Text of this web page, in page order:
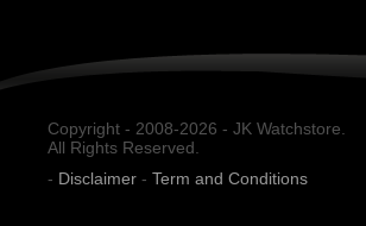
Copyright - 2008-2026 - JK Watchstore.
All Rights Reserved.
- Disclaimer - Term and Conditions